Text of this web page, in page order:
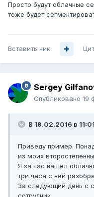
Просто будут облачные
тоже будет
Вставить ник
Sergey
Опубликовано 19
В 19.02.2016 в
Приведу пример.
из моих
Я за час нашёл
три часа с ней
За следующий день с